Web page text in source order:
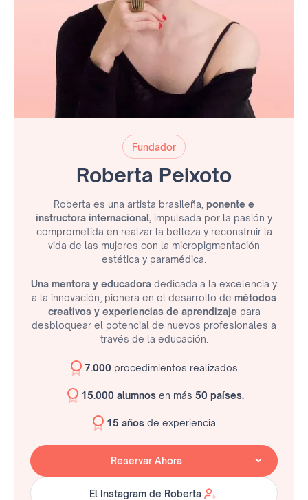
Fundador
Roberta Peixoto
Roberta es una artista brasileña, ponente e
instructora internacional, impulsada por la pasión y
comprometida en realzar la belleza y reconstruir la
vida de las mujeres con la micropigmentación
estética y paramédica.
Una mentora y educadora dedicada a la excelencia y
a la innovación, pionera en el desarrollo de métodos
creativos y experiencias de aprendizaje para
desbloquear el potencial de nuevos profesionales a
través de la educación.
7.000 procedimientos realizados.
15.000 alumnosen más 50 países.
15 años de experiencia.
Reservar Ahora
El Instagram de Roberta